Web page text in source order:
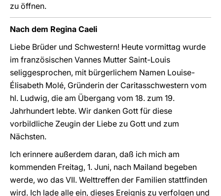
zu öffnen.
Nach dem Regina Caeli
Liebe Brüder und Schwestern! Heute vormittag wurde
im französischen Vannes Mutter Saint-Louis
seliggesprochen, mit bürgerlichem Namen Louise-
Élisabeth Molé, Gründerin der Caritasschwestern vom
hl. Ludwig, die am Übergang vom 18. zum 19.
Jahrhundert lebte. Wir danken Gott für diese
vorbildliche Zeugin der Liebe zu Gott und zum
Nächsten.
Ich erinnere außerdem daran, daß ich mich am
kommenden Freitag, 1. Juni, nach Mailand begeben
werde, wo das VII. Welttreffen der Familien stattfinden
wird. Ich lade alle ein, dieses Ereignis zu verfolgen und